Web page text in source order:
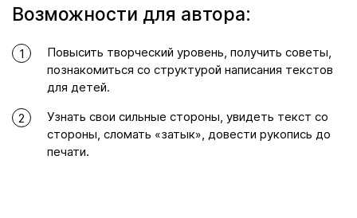
Возможности для автора:
1
Повысить творческий уровень, получить советы,
познакомиться со структурой написания текстов
для детей.
2
Узнать свои сильные стороны, увидеть текст со
стороны, сломать «затык», довести рукопись до
печати.